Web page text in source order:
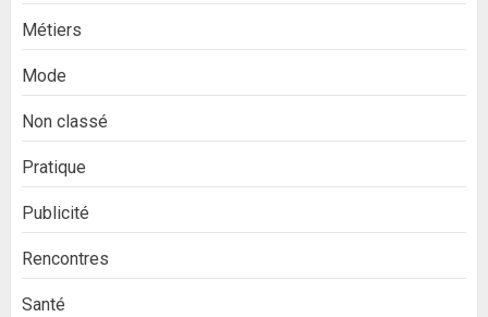
Métiers
Mode
Non classé
Pratique
Publicité
Rencontres
Santé